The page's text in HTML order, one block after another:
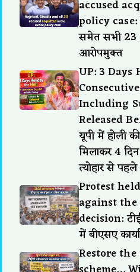
accused
policy case:
समेत सभी 23
आरोपमुक्त
UP: 3
Including
Released
यूपी में होली
मिलाकर 4
त्योहार से
Protest
against
decision:
में बीएसए
Restore